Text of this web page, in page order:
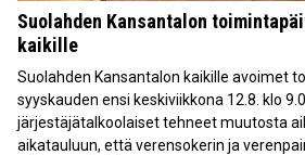
Suolahden Kansantalon
kaikille
Suolahden Kansantalon kaikille avoimet
syyskauden ensi keskiviikkona 12.8. klo
järjestäjätalkoolaiset tehneet muutosta
aikatauluun, että verensokerin ja